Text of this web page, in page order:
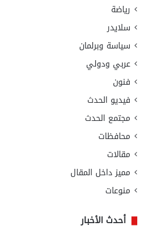
رياضة
سلايدر
سياسة وبرلمان
عربي ودولي
فنون
فيديو الحدث
مجتمع الحدث
محافظات
مقالات
مميز داخل المقال
منوعات
أحدث الأخبار